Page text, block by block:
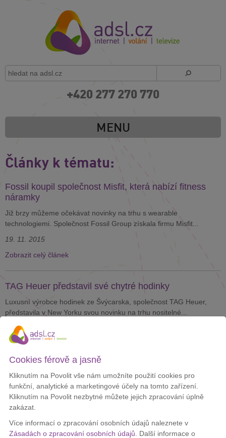
+420 277 270 770
MENU
Články k tématu:
Fossil koupil společnost Misfit, která nabízí fitness
náramky
Již brzy můžeme očekávat novinky na trhu s wearable
technologiemi. Společnost Fossil Group získala firmu Misfit...
19. 11. 2015
Zobrazit celý článek
TAG Heuer představil své chytré hodinky
Luxusní výrobce hodinek ze Švýcarska, společnost TAG Heuer,
představila v New Yorku svou novinku na trhu nositelné...
12. 11. 2015
Zobrazit celý článek
Pepsi chystá nový telefon
Na veřejnost se dostávají informace, že společnost Pepsi chystá
uvést na trh vlastní smartphone s příslušenstvím...
Zobrazit celý článek
Cookies férově a jasně
Kliknutím na Povolit vše nám umožníte použití cookies pro
funkční, analytické a marketingové účely na tomto zařízení.
Kliknutím na Povolit nezbytné můžete jejich zpracování úplně
zakázat.
Více informací o zpracování osobních údajů naleznete v
Zásadách o zpracování osobních údajů . Další informace o